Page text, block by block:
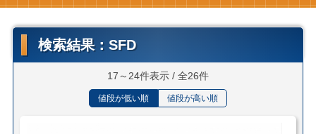
検索結果：SFD
17～24件表示 / 全26件
値段が低い順 値段が高い順